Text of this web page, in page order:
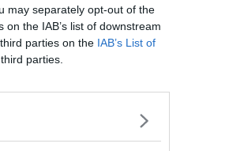
may separately opt-out of the
the IAB’s list of downstream
parties on the IAB’s List of
parties.